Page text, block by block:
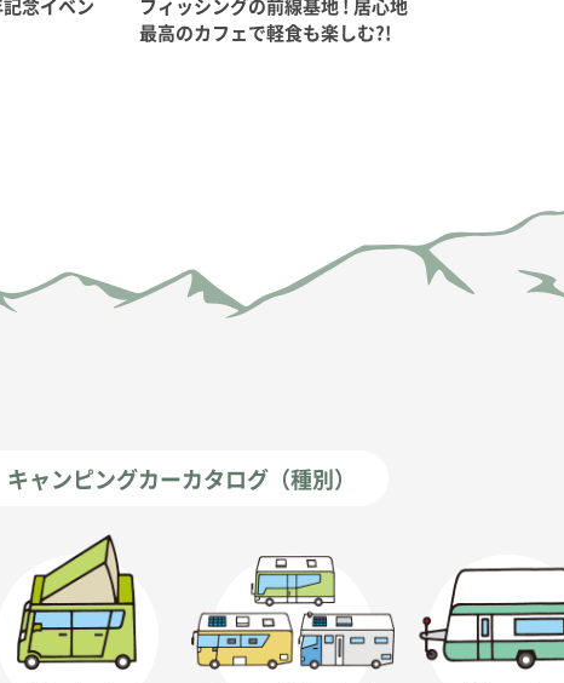
最高のカフェで軽食も楽しむ?!
キャンピングカーカタログ（種別）